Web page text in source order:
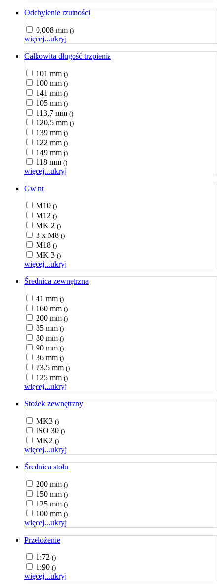
Odchylenie rzutności
0,008 mm ()
więcej...ukryj
Całkowita długość trzpienia
101 mm ()
100 mm ()
141 mm ()
105 mm ()
113,7 mm ()
120,5 mm ()
139 mm ()
122 mm ()
149 mm ()
118 mm ()
więcej...ukryj
Gwint
M10 ()
M12 ()
MK 2 ()
3 x M8 ()
M18 ()
MK 3 ()
więcej...ukryj
Średnica zewnętrzna
41 mm ()
160 mm ()
200 mm ()
85 mm ()
80 mm ()
90 mm ()
36 mm ()
73,5 mm ()
125 mm ()
więcej...ukryj
Stożek zewnętrzny
MK3 ()
ISO 30 ()
MK2 ()
więcej...ukryj
Średnica stołu
200 mm ()
150 mm ()
125 mm ()
100 mm ()
więcej...ukryj
Przełożenie
1:72 ()
1:90 ()
więcej...ukryj